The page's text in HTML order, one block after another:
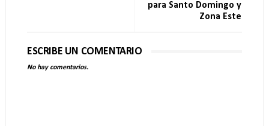
para Santo Domingo y
Zona Este
ESCRIBE UN COMENTARIO
No hay comentarios.